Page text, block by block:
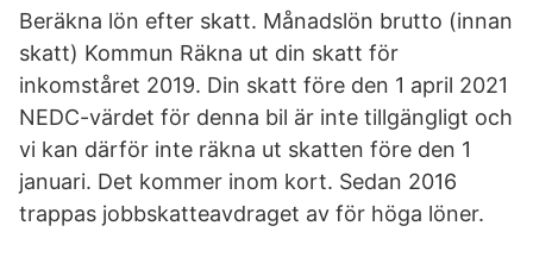
Beräkna lön efter skatt. Månadslön brutto (innan
skatt) Kommun Räkna ut din skatt för
inkomståret 2019. Din skatt före den 1 april 2021
NEDC-värdet för denna bil är inte tillgängligt och
vi kan därför inte räkna ut skatten före den 1
januari. Det kommer inom kort. Sedan 2016
trappas jobbskatteavdraget av för höga löner.